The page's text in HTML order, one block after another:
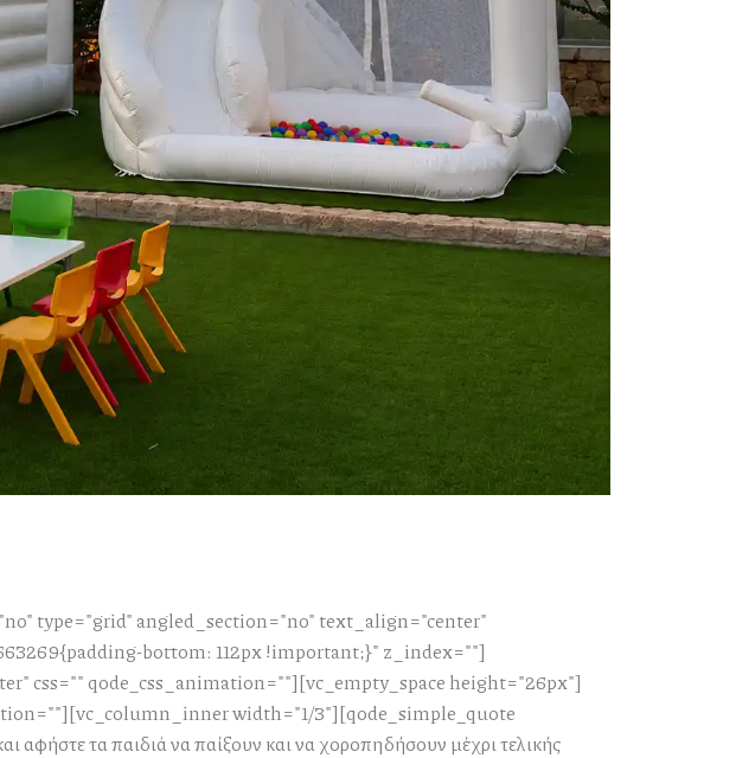
type="grid" angled_section="no" text_align="center"
bottom: 112px !important;}" z_index=""]
css="" qode_css_animation=""][vc_empty_space height="26px"]
width="1/3"][qode_simple_quote
τα παιδιά να παίξουν και να χοροπηδήσουν μέχρι τελικής